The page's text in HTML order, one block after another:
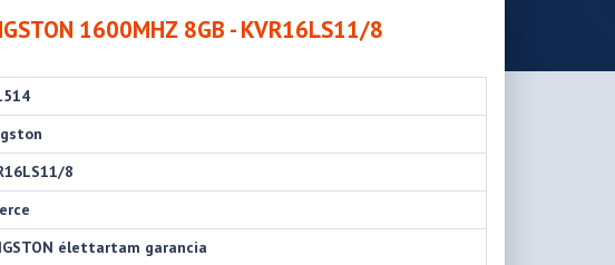
1600MHZ 8GB - KVR16LS11/8
8
élettartam garancia